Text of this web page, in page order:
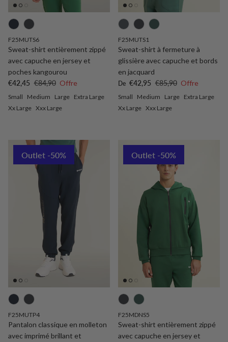
F25MUTS6
Sweat-shirt entièrement zippé
avec capuche en jersey et
poches kangourou
Prix soldé
€42,45 Prix habituel
€84,90 Offre
Small Medium Large Extra Large
Xx Large Xxx Large
F25MUTS1
Sweat-shirt à fermeture à
glissière avec capuche et bords
en jacquard
Prix soldé
De €42,95 Prix habituel
€85,90 Offre
Small Medium Large Extra Large
Xx Large Xxx Large
Outlet -50%
F25MUTP4
Pantalon classique en molleton
avec imprimé brillant et
Outlet -50%
F25MDNS5
Sweat-shirt entièrement zippé
avec capuche en jersey et